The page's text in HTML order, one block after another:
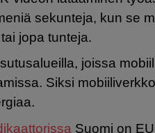
sekunteja, kun se
jopa tunteja.
joissa
Siksi
Suomi on